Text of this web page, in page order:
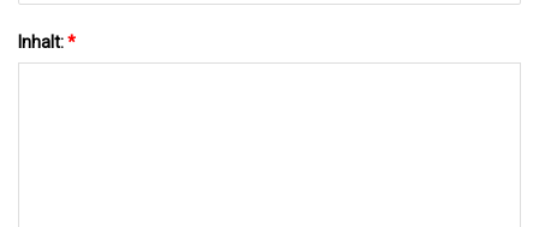
Inhalt:*